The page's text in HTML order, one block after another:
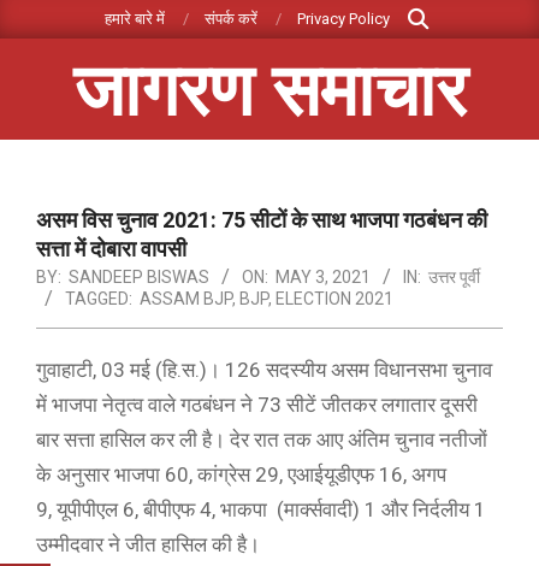
to
हमारे बारे में संपर्क करें Privacy Policy
Search
जागरण समाचार
Menuअसम विस चुनाव 2021: 75 सीटों के साथ भाजपा गठबंधन की
सत्ता में दोबारा वापसी
BY: SANDEEP BISWAS ON: MAY 3, 2021 IN: उत्तर पूर्वी
TAGGED: ASSAM BJP, BJP, ELECTION 2021
गुवाहाटी, 03 मई (हि.स.)। 126 सदस्यीय असम विधानसभा चुनाव
में भाजपा नेतृत्व वाले गठबंधन ने 73 सीटें जीतकर लगातार दूसरी
बार सत्ता हासिल कर ली है। देर रात तक आए अंतिम चुनाव नतीजों
के अनुसार भाजपा 60, कांग्रेस 29, एआईयूडीएफ 16, अगप
9, यूपीपीएल 6, बीपीएफ 4, भाकपा (मार्क्सवादी) 1 और निर्दलीय 1
उम्मीदवार ने जीत हासिल की है।